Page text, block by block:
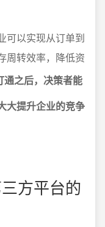
可以实现从订单到
周转效率，降低资
通之后，决策者能
大提升企业的竞争
方平台的